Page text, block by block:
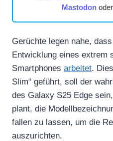
Mastodonoder
Gerüchte legen nahe,
Entwicklung eines extrem
Smartphones arbeitet.
Slim“ geführt, soll der
des Galaxy S25 Edge
plant, die
fallen zu lassen, um die
auszurichten.